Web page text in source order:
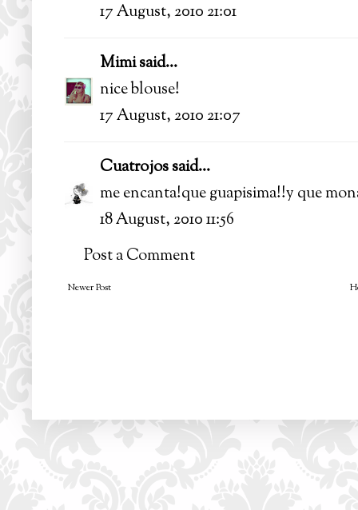
17 August, 2010 21:01
Mimisaid...
nice blouse!
17 August, 2010 21:07
Cuatrojossaid...
me encanta!que guapisima!!y que
18 August, 2010 11:56
Post a Comment
Newer Post